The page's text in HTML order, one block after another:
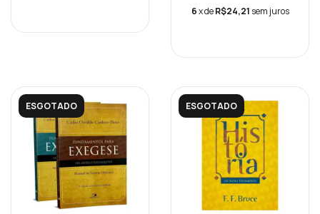
6x deR$24,21 sem juros
ESGOTADO ESGOTADO